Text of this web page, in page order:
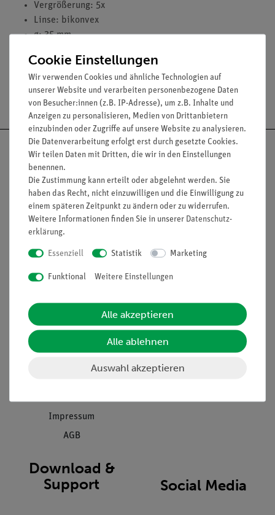
Vergrößerung: 5x
Linse: bikonvex
ø: 35 mm
Versandkostenfrei ab 300,- €
Nach oben
Informationen
Projekte und Lösungen
Impressum
AGB
Beratung & Showroom
Inventarisierungs- &
Inbetriebnahme & Schulungen
Kundendienst
Download &
Support
Social Media
Cookie Einstellungen
Wir verwenden Cookies und ähnliche Technologien auf
unserer Website und verarbeiten personenbezogene Daten
von Besucher:innen (z.B. IP-Adresse), um z.B. Inhalte und
Anzeigen zu personalisieren, Medien von Drittanbietern
einzubinden oder Zugriffe auf unsere Website zu analysieren.
Die Datenverarbeitung erfolgt erst durch gesetzte Cookies.
Wir teilen Daten mit Dritten, die wir in den Einstellungen
benennen.
Die Zustimmung kann erteilt oder abgelehnt werden. Sie
haben das Recht, nicht einzuwilligen und die Einwilligung zu
einem späteren Zeitpunkt zu ändern oder zu widerrufen.
Weitere Informationen finden Sie in unserer Daten­schutz­
erklärung.
Essenziell Statistik Marketing
Funktional Weitere Einstellungen
Alle akzeptieren
Alle ablehnen
Auswahl akzeptieren